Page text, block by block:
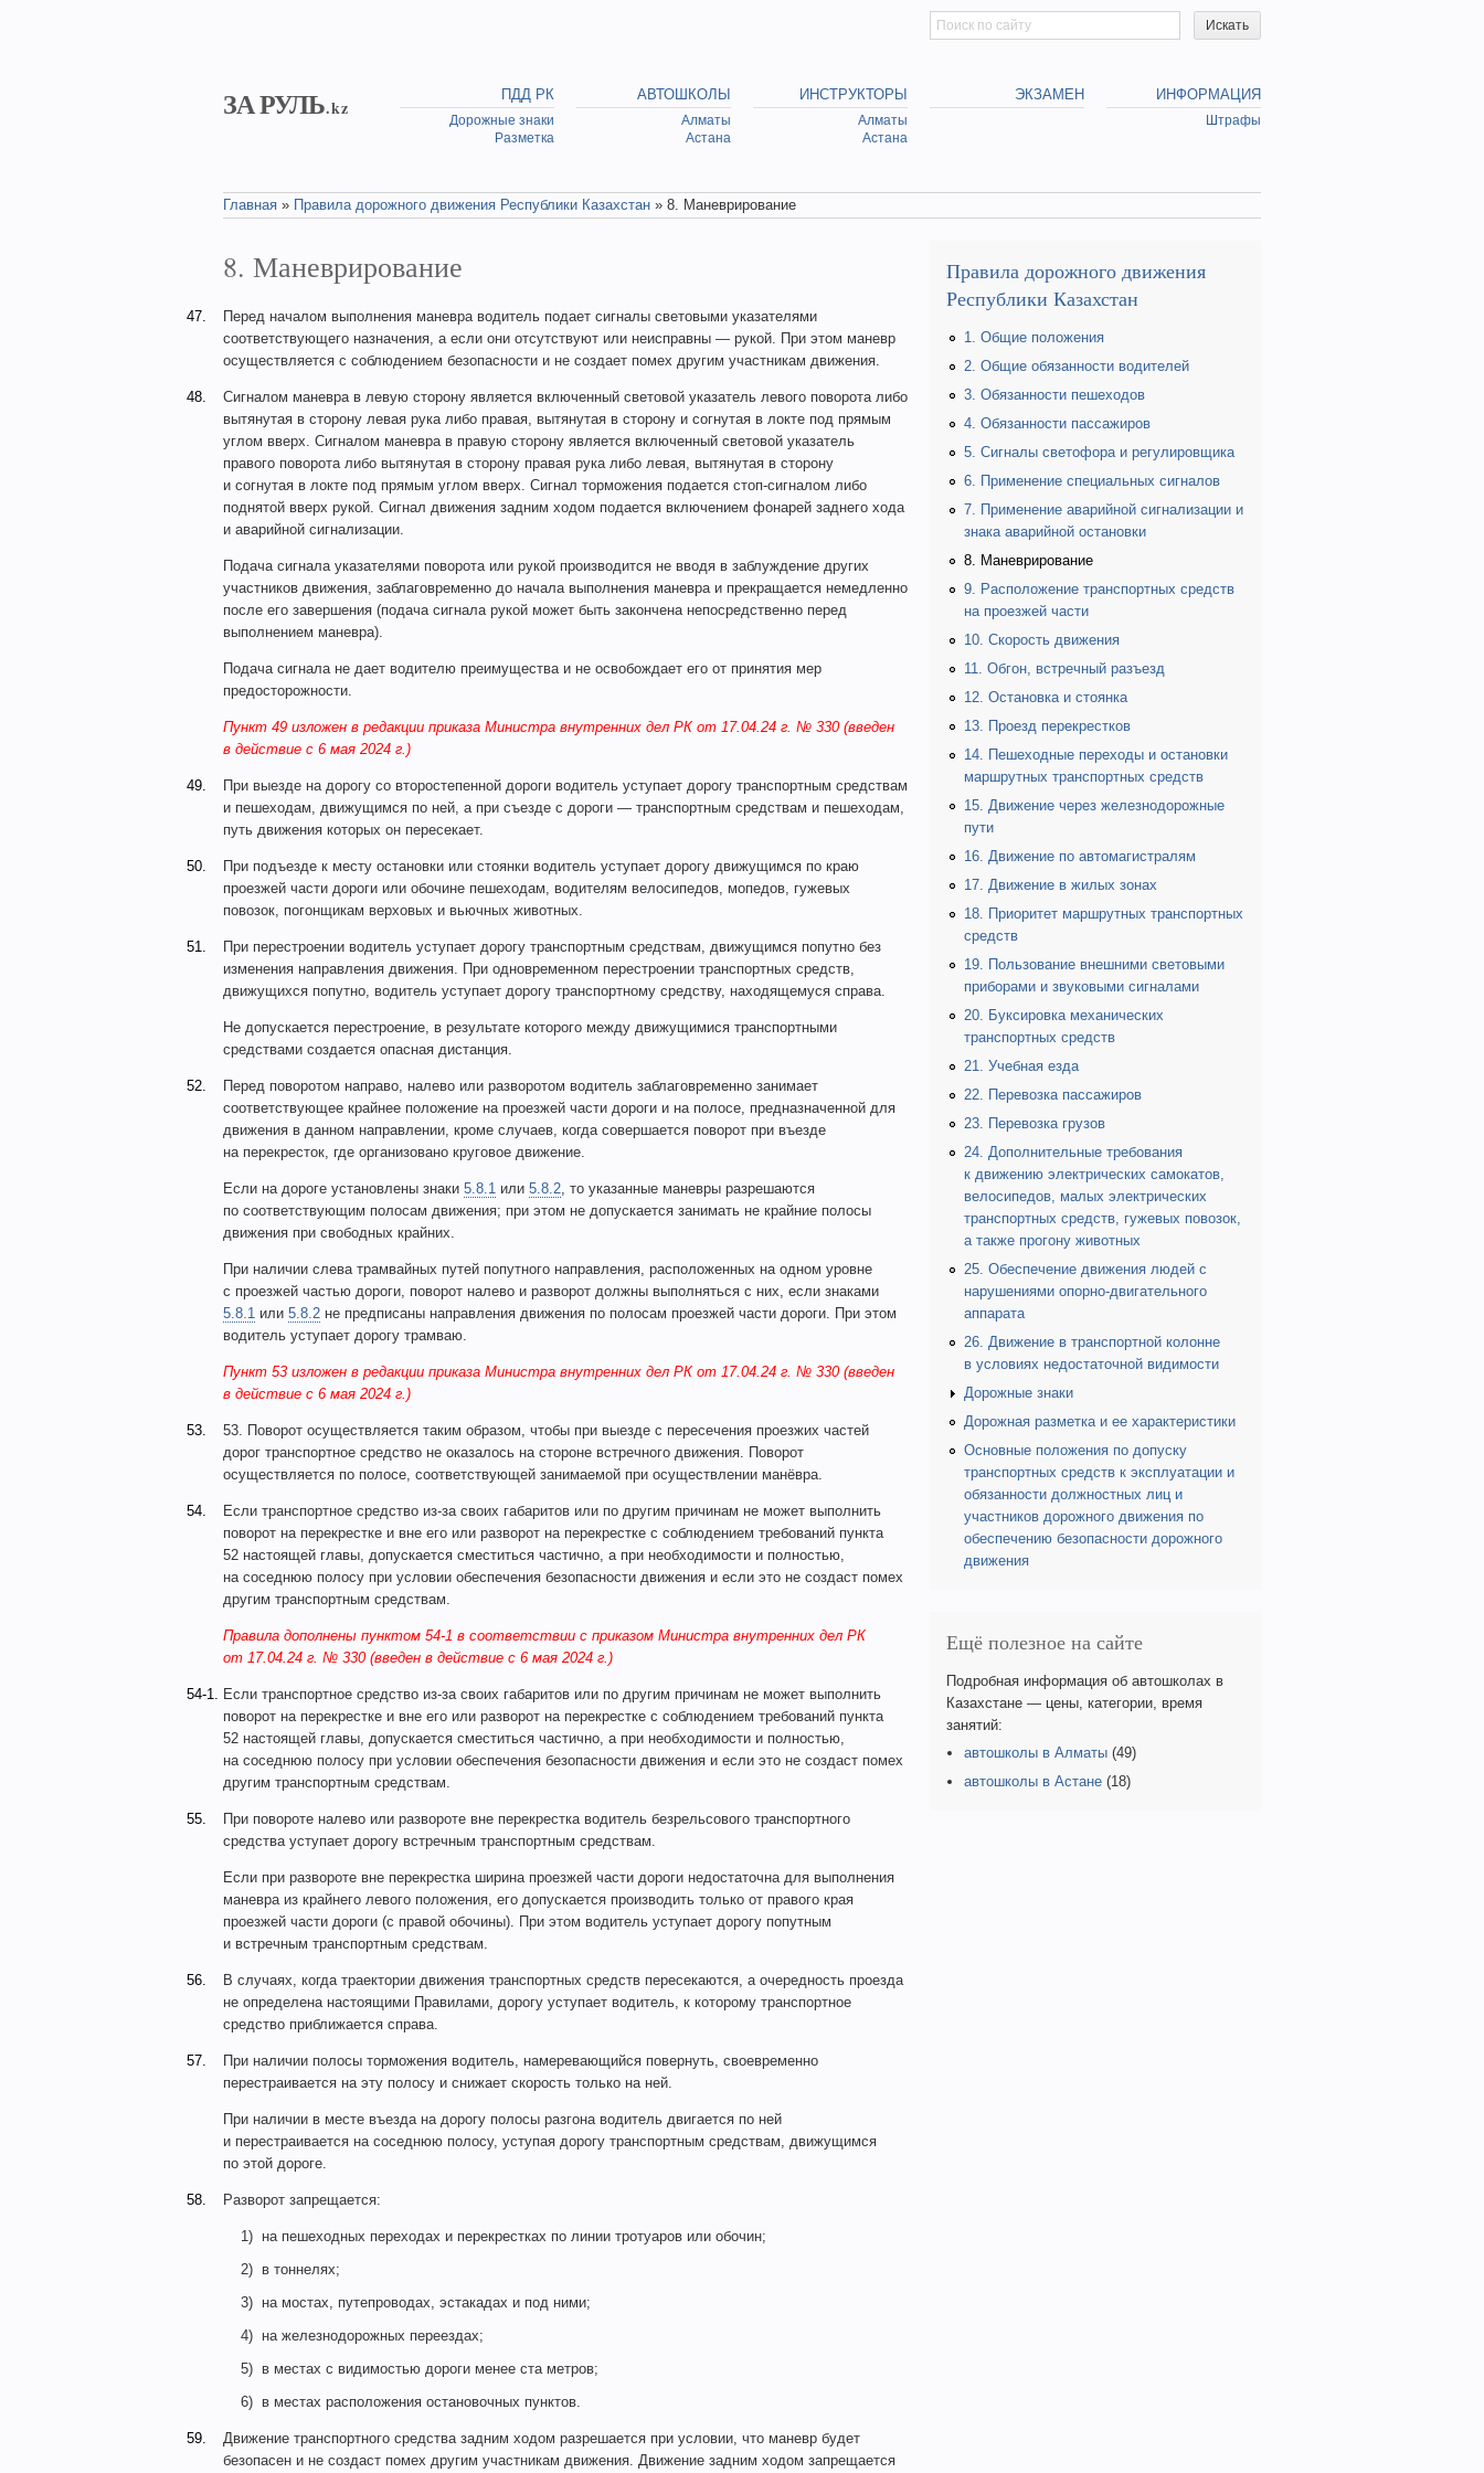
Search form
Искать
ЗА РУЛЬ.kz
ПДД РК
Дорожные знаки
Разметка
АВТОШКОЛЫ
Алматы
Астана
ИНСТРУКТОРЫ
Алматы
Астана
ЭКЗАМЕН ИНФОРМАЦИЯ
Штрафы
Главная » Правила дорожного движения Республики Казахстан » 8. Маневрирование
8. Маневрирование
47.
Перед началом выполнения маневра водитель подает сигналы световыми указателями
соответствующего назначения, а если они отсутствуют или неисправны — рукой. При этом маневр
осуществляется с соблюдением безопасности и не создает помех другим участникам движения.
48.
Сигналом маневра в левую сторону является включенный световой указатель левого поворота либо
вытянутая в сторону левая рука либо правая, вытянутая в сторону и согнутая в локте под прямым
углом вверх. Сигналом маневра в правую сторону является включенный световой указатель
правого поворота либо вытянутая в сторону правая рука либо левая, вытянутая в сторону
и согнутая в локте под прямым углом вверх. Сигнал торможения подается стоп-сигналом либо
поднятой вверх рукой. Сигнал движения задним ходом подается включением фонарей заднего хода
и аварийной сигнализации.
Подача сигнала указателями поворота или рукой производится не вводя в заблуждение других
участников движения, заблаговременно до начала выполнения маневра и прекращается немедленно
после его завершения (подача сигнала рукой может быть закончена непосредственно перед
выполнением маневра).
Подача сигнала не дает водителю преимущества и не освобождает его от принятия мер
предосторожности.
Пункт 49 изложен в редакции приказа Министра внутренних дел РК от 17.04.24 г. № 330 (введен
в действие с 6 мая 2024 г.)
49.
При выезде на дорогу со второстепенной дороги водитель уступает дорогу транспортным средствам
и пешеходам, движущимся по ней, а при съезде с дороги — транспортным средствам и пешеходам,
путь движения которых он пересекает.
50.
При подъезде к месту остановки или стоянки водитель уступает дорогу движущимся по краю
проезжей части дороги или обочине пешеходам, водителям велосипедов, мопедов, гужевых
повозок, погонщикам верховых и вьючных животных.
51.
При перестроении водитель уступает дорогу транспортным средствам, движущимся попутно без
изменения направления движения. При одновременном перестроении транспортных средств,
движущихся попутно, водитель уступает дорогу транспортному средству, находящемуся справа.
Не допускается перестроение, в результате которого между движущимися транспортными
средствами создается опасная дистанция.
52.
Перед поворотом направо, налево или разворотом водитель заблаговременно занимает
соответствующее крайнее положение на проезжей части дороги и на полосе, предназначенной для
движения в данном направлении, кроме случаев, когда совершается поворот при въезде
на перекресток, где организовано круговое движение.
Если на дороге установлены знаки 5.8.1 или 5.8.2, то указанные маневры разрешаются
по соответствующим полосам движения; при этом не допускается занимать не крайние полосы
движения при свободных крайних.
При наличии слева трамвайных путей попутного направления, расположенных на одном уровне
с проезжей частью дороги, поворот налево и разворот должны выполняться с них, если знаками
5.8.1 или 5.8.2 не предписаны направления движения по полосам проезжей части дороги. При этом
водитель уступает дорогу трамваю.
Пункт 53 изложен в редакции приказа Министра внутренних дел РК от 17.04.24 г. № 330 (введен
в действие с 6 мая 2024 г.)
53.
53. Поворот осуществляется таким образом, чтобы при выезде с пересечения проезжих частей
дорог транспортное средство не оказалось на стороне встречного движения. Поворот
осуществляется по полосе, соответствующей занимаемой при осуществлении манёвра.
54.
Если транспортное средство из-за своих габаритов или по другим причинам не может выполнить
поворот на перекрестке и вне его или разворот на перекрестке с соблюдением требований пункта
52 настоящей главы, допускается сместиться частично, а при необходимости и полностью,
на соседнюю полосу при условии обеспечения безопасности движения и если это не создаст помех
другим транспортным средствам.
Правила дополнены пунктом 54-1 в соответствии с приказом Министра внутренних дел РК
от 17.04.24 г. № 330 (введен в действие с 6 мая 2024 г.)
54-1. Если транспортное средство из-за своих габаритов или по другим причинам не может выполнить
поворот на перекрестке и вне его или разворот на перекрестке с соблюдением требований пункта
52 настоящей главы, допускается сместиться частично, а при необходимости и полностью,
на соседнюю полосу при условии обеспечения безопасности движения и если это не создаст помех
другим транспортным средствам.
55.
При повороте налево или развороте вне перекрестка водитель безрельсового транспортного
средства уступает дорогу встречным транспортным средствам.
Если при развороте вне перекрестка ширина проезжей части дороги недостаточна для выполнения
маневра из крайнего левого положения, его допускается производить только от правого края
проезжей части дороги (с правой обочины). При этом водитель уступает дорогу попутным
и встречным транспортным средствам.
56.
В случаях, когда траектории движения транспортных средств пересекаются, а очередность проезда
не определена настоящими Правилами, дорогу уступает водитель, к которому транспортное
средство приближается справа.
57.
При наличии полосы торможения водитель, намеревающийся повернуть, своевременно
перестраивается на эту полосу и снижает скорость только на ней.
При наличии в месте въезда на дорогу полосы разгона водитель двигается по ней
и перестраивается на соседнюю полосу, уступая дорогу транспортным средствам, движущимся
по этой дороге.
58. Разворот запрещается:
1) на пешеходных переходах и перекрестках по линии тротуаров или обочин;
2) в тоннелях;
3) на мостах, путепроводах, эстакадах и под ними;
4) на железнодорожных переездах;
5) в местах с видимостью дороги менее ста метров;
6) в местах расположения остановочных пунктов.
59.
Движение транспортного средства задним ходом разрешается при условии, что маневр будет
безопасен и не создаст помех другим участникам движения. Движение задним ходом запрещается
Правила дорожного движения
Республики Казахстан
1. Общие положения
2. Общие обязанности водителей
3. Обязанности пешеходов
4. Обязанности пассажиров
5. Сигналы светофора и регулировщика
6. Применение специальных сигналов
7. Применение аварийной сигнализации и
знака аварийной остановки
8. Маневрирование
9. Расположение транспортных средств
на проезжей части
10. Скорость движения
11. Обгон, встречный разъезд
12. Остановка и стоянка
13. Проезд перекрестков
14. Пешеходные переходы и остановки
маршрутных транспортных средств
15. Движение через железнодорожные
пути
16. Движение по автомагистралям
17. Движение в жилых зонах
18. Приоритет маршрутных транспортных
средств
19. Пользование внешними световыми
приборами и звуковыми сигналами
20. Буксировка механических
транспортных средств
21. Учебная езда
22. Перевозка пассажиров
23. Перевозка грузов
24. Дополнительные требования
к движению электрических самокатов,
велосипедов, малых электрических
транспортных средств, гужевых повозок,
а также прогону животных
25. Обеспечение движения людей с
нарушениями опорно-двигательного
аппарата
26. Движение в транспортной колонне
в условиях недостаточной видимости
Дорожные знаки
Дорожная разметка и ее характеристики
Основные положения по допуску
транспортных средств к эксплуатации и
обязанности должностных лиц и
участников дорожного движения по
обеспечению безопасности дорожного
движения
Ещё полезное на сайте
Подробная информация об автошколах в
Казахстане — цены, категории, время
занятий:
автошколы в Алматы (49)
автошколы в Астане (18)